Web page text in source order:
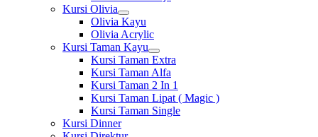
Kursi Olivia
Show
sub
menu
Olivia Kayu
Olivia Acrylic
Kursi Taman Kayu
Show
sub
menu
Kursi Taman Extra
Kursi Taman Alfa
Kursi Taman 2 In 1
Kursi Taman Lipat ( Magic )
Kursi Taman Single
Kursi Dinner